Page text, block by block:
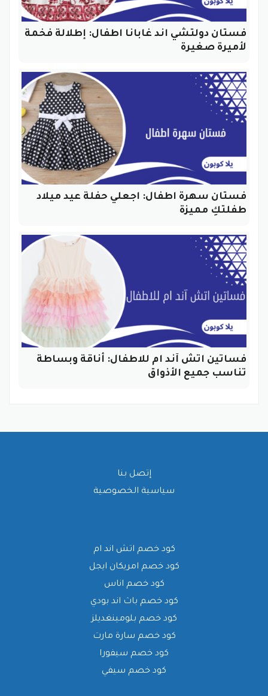
فستان دولتشي اند غابانا اطفال: إطلالة فخمة
لأميرة صغيرة
فستان سهرة اطفال: اجعلي حفلة عيد ميلاد
طفلتكِ مميزة
فساتين اتش آند ام للاطفال: أناقة وبساطة
تناسب جميع الأذواق
إتصل بنا
سياسية الخصوصية
كود خصم اتش اند ام
كود خصم امريكان ايجل
كود خصم اناس
كود خصم باث اند بودي
كود خصم بلومينغديلز
كود خصم سارة مارت
كود خصم سيفورا
كود خصم سيفي